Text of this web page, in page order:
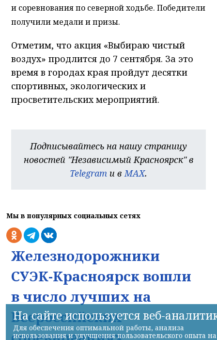
и соревнования по северной ходьбе. Победители
получили медали и призы.
Отметим, что акция «Выбираю чистый
воздух» продлится до 7 сентября. За это
время в городах края пройдут десятки
спортивных, экологических и
просветительских мероприятий.
Подписывайтесь на нашу страницу
новостей "Независимый Красноярск" в
Telegram и вMAX.
Мы в популярных социальных сетях
Железнодорожники
СУЭК-Красноярск вошли
в число лучших на
Всероссийских
На сайте используется веб-
Для обеспечения оптимальной работы, анализа
использования и улучшения пользовательского опыта на